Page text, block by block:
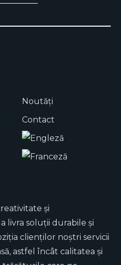
Noutăți
Contact
și
livra soluții durabile și
clienților noștri servicii
astfel încât calitatea și